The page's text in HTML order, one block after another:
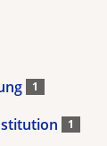
1
1